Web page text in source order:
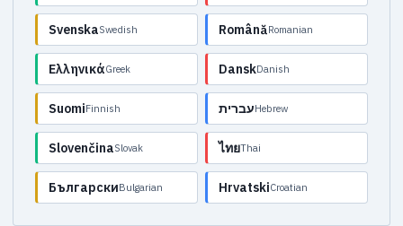
SvenskaSwedish RomânăRomanian
ΕλληνικάGreek DanskDanish
SuomiFinnish עבריתHebrew
SlovenčinaSlovak ไทยThai
БългарскиBulgarian HrvatskiCroatian